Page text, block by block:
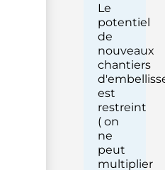
Le
potentiel
de
nouveaux
chantiers
est
restreint
( on
ne
peut
multiplier